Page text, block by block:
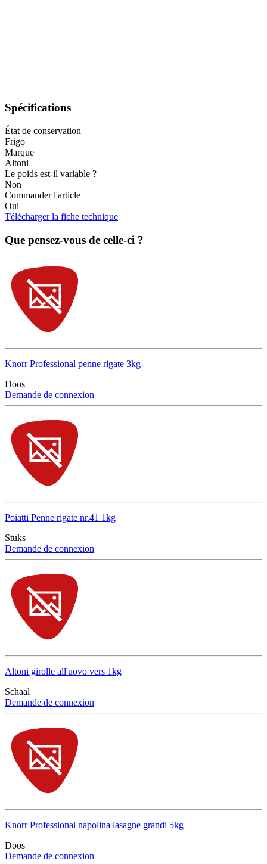
Spécifications
État de conservation
Frigo
Marque
Altoni
Le poids est-il variable ?
Non
Commander l'article
Oui
Télécharger la fiche technique
Que pensez-vous de celle-ci ?
Knorr Professional penne rigate 3kg
Doos
Demande de connexion
Poiatti Penne rigate nr.41 1kg
Stuks
Demande de connexion
Altoni girolle all'uovo vers 1kg
Schaal
Demande de connexion
Knorr Professional napolina lasagne grandi 5kg
Doos
Demande de connexion